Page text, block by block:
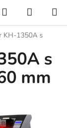
Hľadať
KOŠÍK
KH-1350A s
s
mm